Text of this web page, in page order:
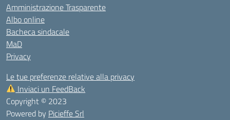
Amministrazione Trasparente
Albo online
Bacheca sindacale
MaD
Privacy
Le tue preferenze relative alla privacy
Inviaci un FeedBack
Copyright © 2023
Powered by Picieffe Srl